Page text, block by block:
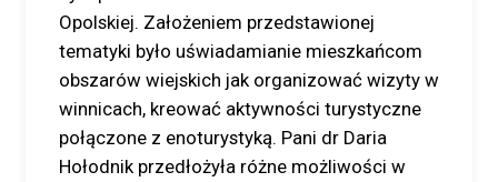
Opolskiej. Założeniem przedstawionej
tematyki było uświadamianie mieszkańcom
obszarów wiejskich jak organizować wizyty w
winnicach, kreować aktywności turystyczne
połączone z enoturystyką. Pani dr Daria
Hołodnik przedłożyła różne możliwości w